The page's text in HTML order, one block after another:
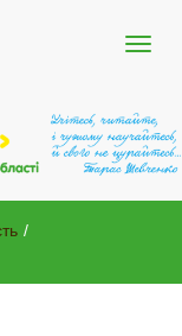
школа
/